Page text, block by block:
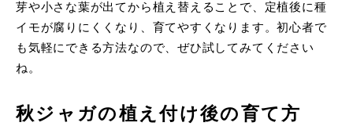
芽や小さな葉が出てから植え替えることで、定植後に種
イモが腐りにくくなり、育てやすくなります。初心者で
も気軽にできる方法なので、ぜひ試してみてください
ね。
秋ジャガの植え付け後の育て方